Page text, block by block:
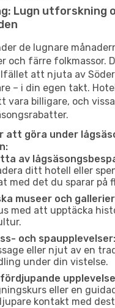
Lugn utforskning
de lugnare
och färre folkmassor.
att njuta av
– i din egen takt.
vara billigare, och
att göra under
av
ditt hotell eller
med det du sparar på
museer och
med att upptäcka
och spaupplevelser:
eller njut av en
under din vistelse.
eller en
kontakt med